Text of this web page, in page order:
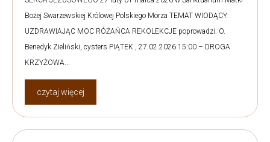
Bożej Swarzewskiej Królowej Polskiego Morza TEMAT WIODĄCY:
UZDRAWIAJĄC MOC RÓŻAŃCA REKOLEKCJE poprowadzi: O.
Benedyk Zieliński, cysters PIĄTEK , 27.02.2026 15:00 – DROGA
KRZYŻOWA...
czytaj więcej